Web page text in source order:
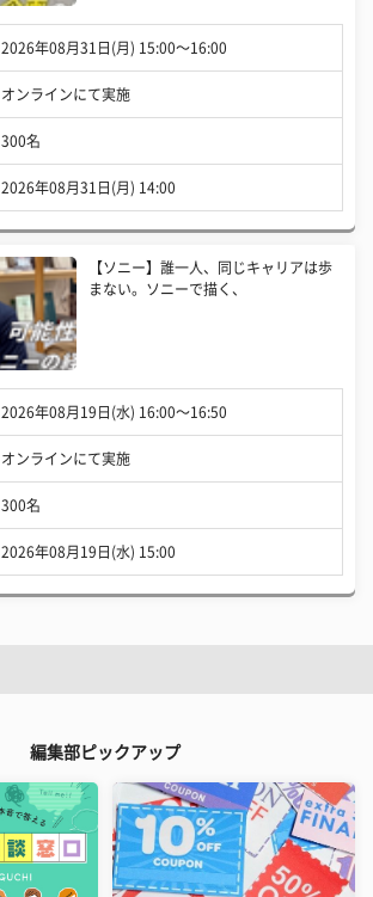
2026年08月31日(月) 15:00〜16:00
オンラインにて実施
300名
2026年08月31日(月) 14:00
【ソニー】誰一人、同じキャリアは歩
まない。ソニーで描く、
2026年08月19日(水) 16:00〜16:50
オンラインにて実施
300名
2026年08月19日(水) 15:00
編集部ピックアップ